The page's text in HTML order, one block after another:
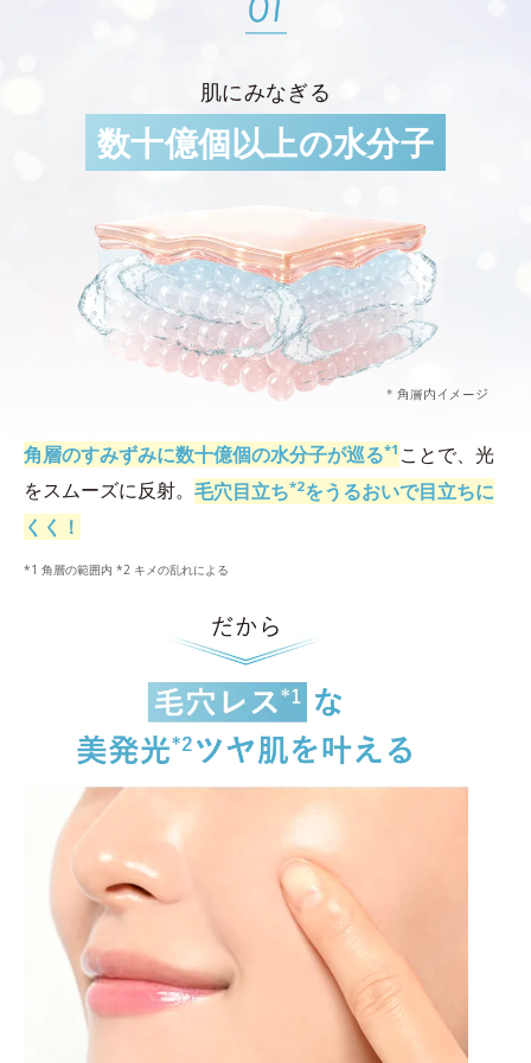
肌にみなぎる
数十億個以上の水分子
角層のすみずみに数十億個の水分子が巡る*1 ことで、光
をスムーズに反射。 毛穴目立ち*2をうるおいで目立ちに
くく！
*1 角層の範囲内 *2 キメの乱れによる